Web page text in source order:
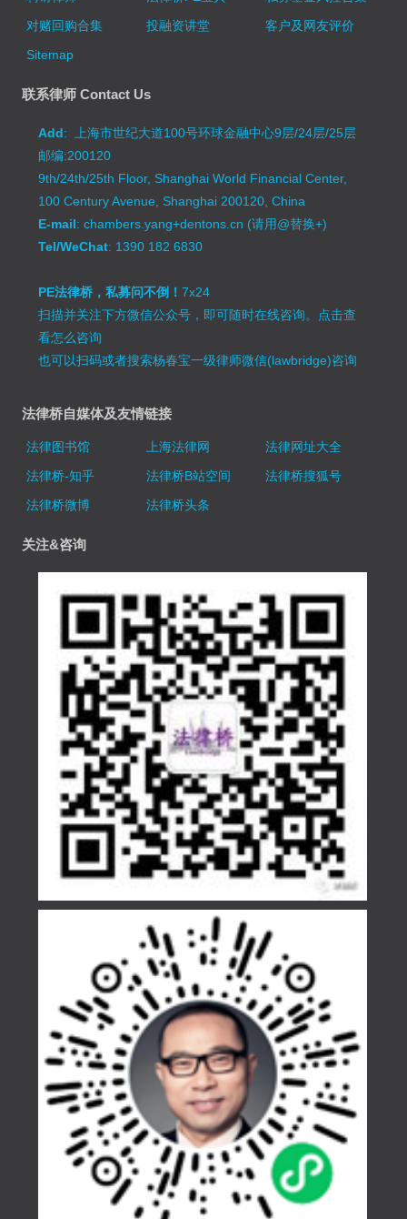
对赌回购合集
投融资讲堂
客户及网友评价
Sitemap
联系律师 Contact Us
Add: 上海市世纪大道100号环球金融中心9层/24层/25层
邮编:200120
9th/24th/25th Floor, Shanghai World Financial Center,
100 Century Avenue, Shanghai 200120, China
E-mail: chambers.yang+dentons.cn (请用@替换+)
Tel/WeChat: 1390 182 6830
PE法律桥，私募问不倒！7x24
扫描并关注下方微信公众号，即可随时在线咨询。 点击查
看怎么咨询
也可以扫码或者搜索杨春宝一级律师微信(lawbridge)咨询
法律桥自媒体及友情链接
法律图书馆 上海法律网
法律网址大全
法律桥-知乎
法律桥B站空间
法律桥搜狐号
法律桥微博
法律桥头条
关注&咨询